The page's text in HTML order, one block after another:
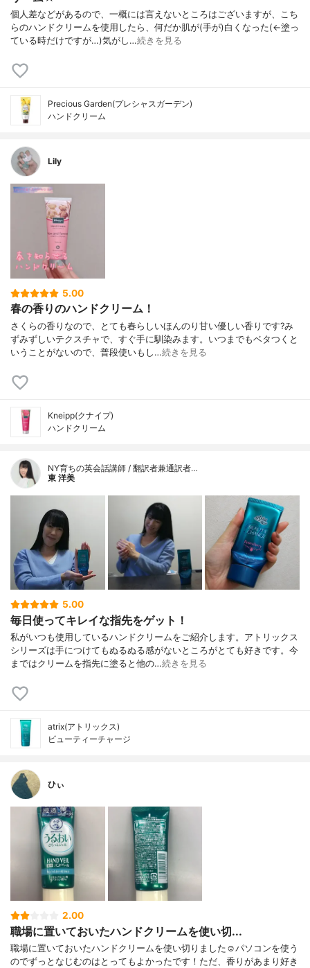
個人差などがあるので、一概には言えないところはございますが、こち
らのハンドクリームを使用したら、何だか肌が(手が)白くなった(←塗っ
ている時だけですが…)気がし…続きを見る
Precious Garden(プレシャスガーデン)
ハンドクリーム
Lily
5.00
春の香りのハンドクリーム！
さくらの香りなので、とても春らしいほんのり甘い優しい香りです?み
ずみずしいテクスチャで、すぐ手に馴染みます。いつまでもベタつくと
いうことがないので、普段使いもし…続きを見る
Kneipp(クナイプ)
ハンドクリーム
NY育ちの英会話講師 / 翻訳者兼通訳者…
東 洋美
5.00
毎日使ってキレイな指先をゲット！
私がいつも使用しているハンドクリームをご紹介します。アトリックス
シリーズは手につけてもぬるぬる感がないところがとても好きです。今
まではクリームを指先に塗ると他の…続きを見る
atrix(アトリックス)
ビューティーチャージ
ひぃ
2.00
職場に置いておいたハンドクリームを使い切...
職場に置いておいたハンドクリームを使い切りました☺️パソコンを使う
のでずっとなじむのはとってもよかったです！ただ、香りがあまり好き